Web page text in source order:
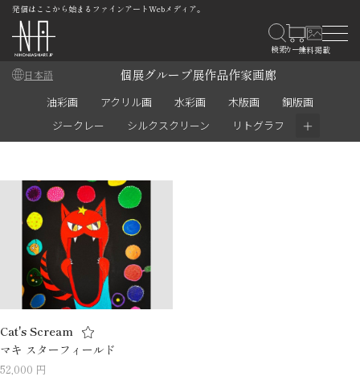
発信はここから始まるファインアートWebメディア。
日本語 個展グループ展作品作家画廊
油彩画 アクリル画 水彩画 木版画
銅版画
ジークレー
シルクスクリーン リトグラフ ＋
Cat's Scream
マキ スターフィールド
52,000 円